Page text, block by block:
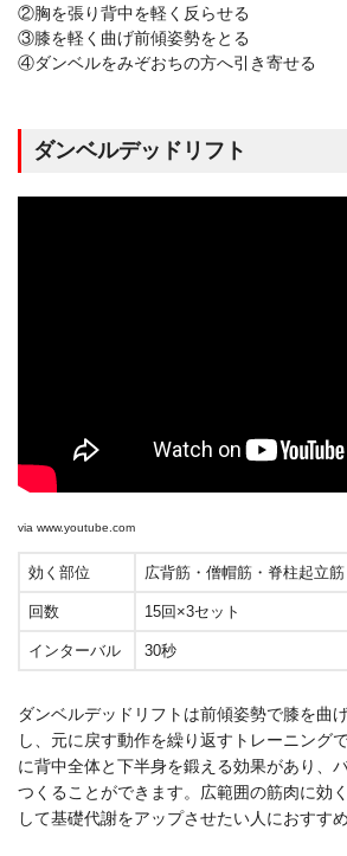
②胸を張り背中を軽く反らせる
③膝を軽く曲げ前傾姿勢をとる
④ダンベルをみぞおちの方へ引き寄せる
ダンベルデッドリフト
via www.youtube.com
効く部位 広背筋・僧帽筋・脊柱起立
回数 15回×3セット
インターバル 30秒
ダンベルデッドリフトは前傾姿勢で膝を曲
し、元に戻す動作を繰り返すトレーニング
に背中全体と下半身を鍛える効果があり、
つくることができます。広範囲の筋肉に効
して基礎代謝をアップさせたい人におすすめ